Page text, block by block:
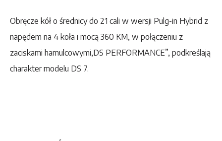
Obręcze kół o średnicy do 21 cali w wersji Pulg-in Hybrid z
napędem na 4 koła i mocą 360 KM, w połączeniu z
zaciskami hamulcowymi,DS PERFORMANCE”, podkreślają
charakter modelu DS 7.